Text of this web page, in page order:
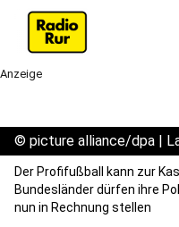
Anzeige
© picture alliance/dpa |
Der Profifußball kann zur
Bundesländer dürfen ihre
nun in Rechnung stellen